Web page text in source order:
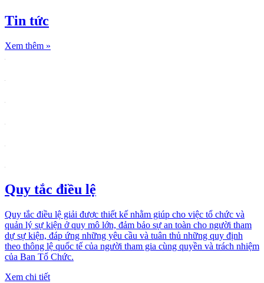
Tin tức
Xem thêm »
Quy tắc điều lệ
Quy tắc điều lệ giải được thiết kế nhằm giúp cho việc tổ chức và
quản lý sự kiện ở quy mô lớn, đảm bảo sự an toàn cho người tham
dự sự kiện, đáp ứng những yêu cầu và tuân thủ những quy định
theo thông lệ quốc tế của người tham gia cùng quyền và trách nhiệm
của Ban Tổ Chức.
Xem chi tiết